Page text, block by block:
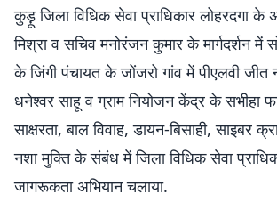
कुड़ू़ जिला विधिक सेवा प्राधिकार लोहरदगा के
मिश्रा व सचिव मनोरंजन कुमार के मार्गदर्शन में
के जिंगी पंचायत के जोंजरो गांव में पीएलवी जीत
धनेश्वर साहू व ग्राम नियोजन केंद्र के सभीहा
साक्षरता, बाल विवाह, डायन-बिसाही, साइबर
नशा मुक्ति के संबंध में जिला विधिक सेवा
जागरूकता अभियान चलाया.